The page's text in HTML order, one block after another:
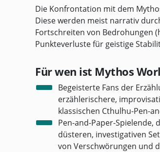
Die Konfrontation mit dem
Diese werden meist narrativ
Fortschreiten von Bedrohungen
Punkteverluste für geistige
Für wen ist Mythos
Begeisterte Fans der
erzählerischere,
klassischen Cthulhu-Pen-
Pen-and-Paper-Spielende,
düsteren, investigativen
von Verschwörungen und